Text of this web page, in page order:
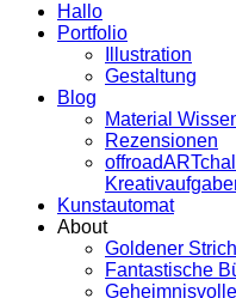
Hallo
Portfolio
Illustration
Gestaltung
Blog
Material
Rezensionen
Kunstautomat
About
Goldener Strich
Fantastische